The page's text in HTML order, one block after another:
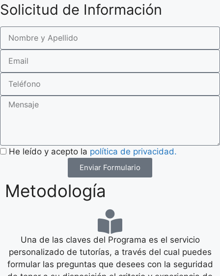
He leído y acepto lapolítica de privacidad.
Metodología
Una de las claves del Programa es el servicio
personalizado de tutorías, a través del cual puedes
formular las preguntas que desees con la seguridad
de tener a su disposición el criterio y experiencia de
profesores altamente cualificados.
El profesor-tutor te será asignado desde el primer
día del curso y será quien planifique el estudio del
Programa, de acuerdo con tu tiempo y tu ritmo de
estudio, realizando un seguimiento personalizado en